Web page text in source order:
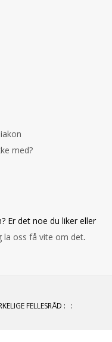
med?
Er det noe du liker eller
la oss få vite om det.
FELLESRÅD : :